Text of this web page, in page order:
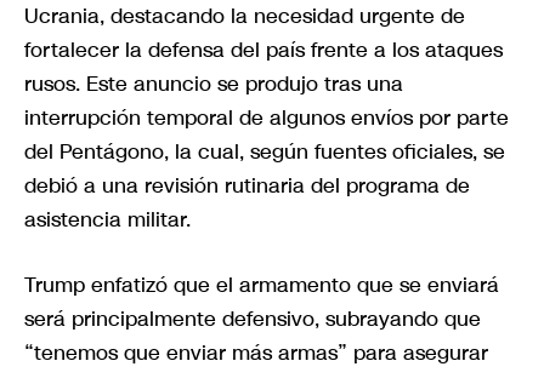
Ucrania, destacando la necesidad urgente de
fortalecer la defensa del país frente a los ataques
rusos. Este anuncio se produjo tras una
interrupción temporal de algunos envíos por parte
del Pentágono, la cual, según fuentes oficiales, se
debió a una revisión rutinaria del programa de
asistencia militar.
Trump enfatizó que el armamento que se enviará
será principalmente defensivo, subrayando que
“tenemos que enviar más armas” para asegurar